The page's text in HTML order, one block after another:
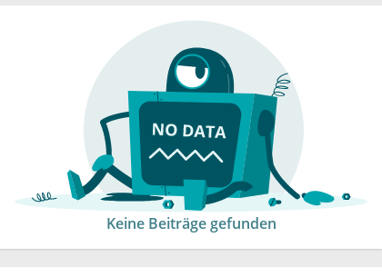
Keine Beiträge gefunden